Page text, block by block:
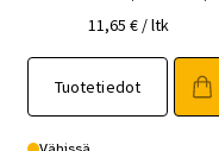
11,65€ / ltk
Tuotetiedot